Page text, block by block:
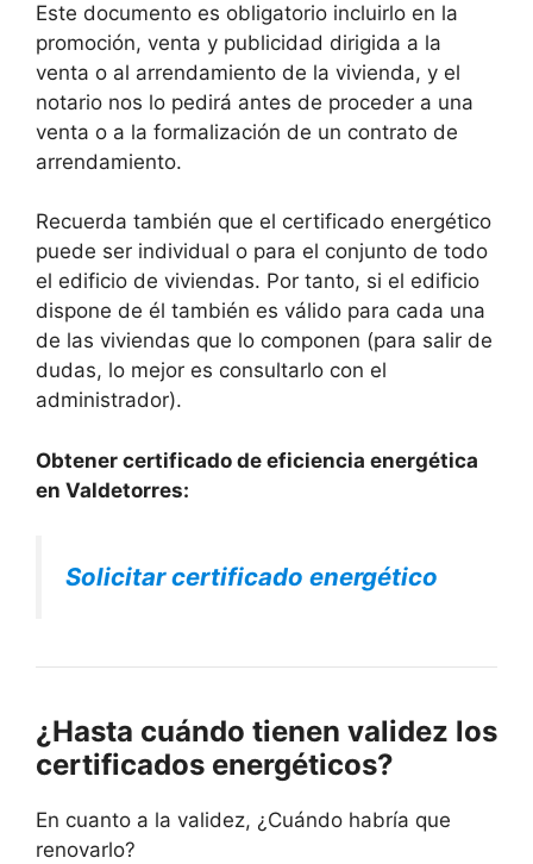
Este documento es obligatorio incluirlo en la
promoción, venta y publicidad dirigida a la
venta o al arrendamiento de la vivienda, y el
notario nos lo pedirá antes de proceder a una
venta o a la formalización de un contrato de
arrendamiento.
Recuerda también que el certificado energético
puede ser individual o para el conjunto de todo
el edificio de viviendas. Por tanto, si el edificio
dispone de él también es válido para cada una
de las viviendas que lo componen (para salir de
dudas, lo mejor es consultarlo con el
administrador).
Obtener certificado de eficiencia energética
en Valdetorres:
Solicitar certificado energético
¿Hasta cuándo tienen validez los
certificados energéticos?
En cuanto a la validez, ¿Cuándo habría que
renovarlo?